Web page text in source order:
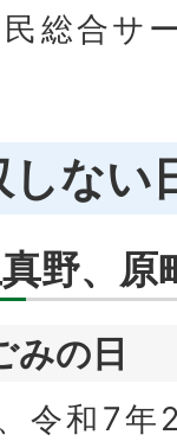
民総合サ
しない
野、原
みの日
令和7年